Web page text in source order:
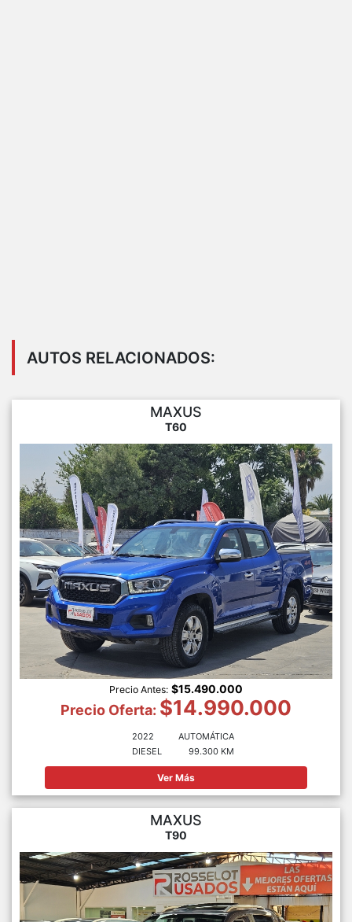
AUTOS RELACIONADOS:
MAXUS
T60
Precio Antes: $15.490.000
Precio Oferta: $14.990.000
2022
DIESEL
AUTOMÁTICA
99.300 KM
Ver Más
MAXUS
T90